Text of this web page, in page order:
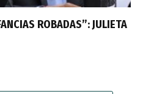
ROBADAS”: JULIETA